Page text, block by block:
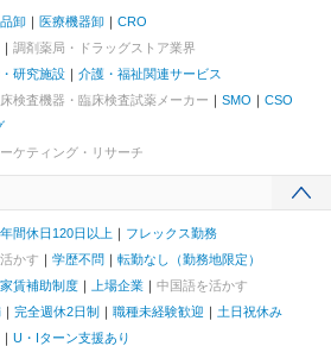
卸 医療機器卸
CRO
調剤薬局・ドラッグストア業界
研究施設
介護・福祉関連サービス
検査機器・臨床検査試薬メーカー SMO
CSO
ケティング・リサーチ
年間休日120日以上
フレックス勤務
かす 学歴不問
転勤なし（勤務地限定）
賃補助制度 上場企業
中国語を活かす
完全週休2日制 職種未経験歓迎
土日祝休み
U・Iターン支援あり